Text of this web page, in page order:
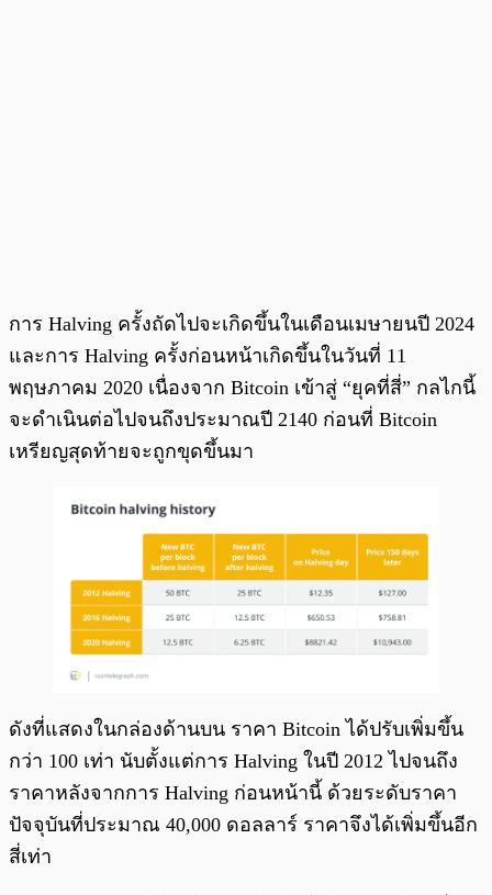
การ Halving ครั้งถัดไปจะเกิดขึ้นในเดือนเมษายนปี 2024
และการ Halving ครั้งก่อนหน้าเกิดขึ้นในวันที่ 11
พฤษภาคม 2020 เนื่องจาก Bitcoin เข้าสู่ “ยุคที่สี่” กลไกนี้
จะดำเนินต่อไปจนถึงประมาณปี 2140 ก่อนที่ Bitcoin
เหรียญสุดท้ายจะถูกขุดขึ้นมา
ดังที่แสดงในกล่องด้านบน ราคา Bitcoin ได้ปรับเพิ่มขึ้น
กว่า 100 เท่า นับตั้งแต่การ Halving ในปี 2012 ไปจนถึง
ราคาหลังจากการ Halving ก่อนหน้านี้ ด้วยระดับราคา
ปัจจุบันที่ประมาณ 40,000 ดอลลาร์ ราคาจึงได้เพิ่มขึ้นอีก
สี่เท่า